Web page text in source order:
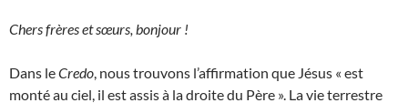
Chers frères et sœurs, bonjour !
Dans leCredo , nous trouvons l’affirmation que Jésus « est
monté au ciel, il est assis à la droite du Père ». La vie terrestre